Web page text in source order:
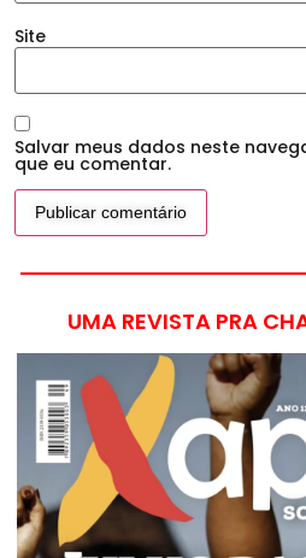
Site
Salvar meus dados neste
que eu comentar.
UMA REVISTA PRA